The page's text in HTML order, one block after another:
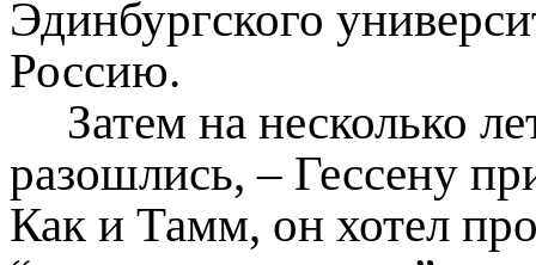
Эдинбургского
Россию.
Затем на несколько
разошлись, – Гессену
Как и Тамм, он хотел